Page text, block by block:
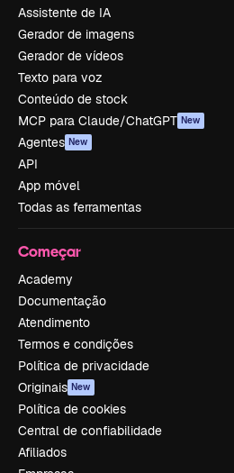
Assistente de IA
Gerador de imagens
Gerador de vídeos
Texto para voz
Conteúdo de stock
MCP para Claude/ChatGPT New
Agentes New
API
App móvel
Todas as ferramentas
Começar
Academy
Documentação
Atendimento
Termos e condições
Política de privacidade
Originais New
Política de cookies
Central de confiabilidade
Afiliados